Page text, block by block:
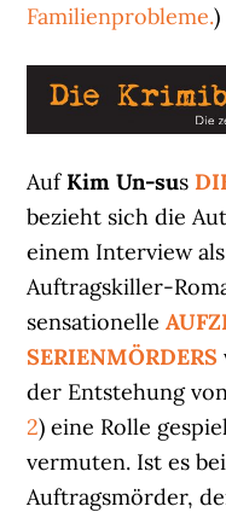
Familienprobleme.)
AufKim Un-sus
bezieht sich die
einem Interview
Auftragskiller-
sensationelle
SERIENMÖRDERS
der Entstehung
2) eine Rolle
vermuten. Ist es
Auftragsmörder,